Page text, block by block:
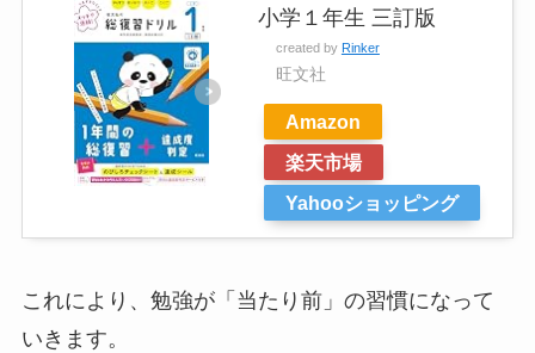
小学１年生 三訂版
created by Rinker
旺文社
Amazon
楽天市場
Yahooショッピング
これにより、勉強が「当たり前」の習慣になって
いきます。